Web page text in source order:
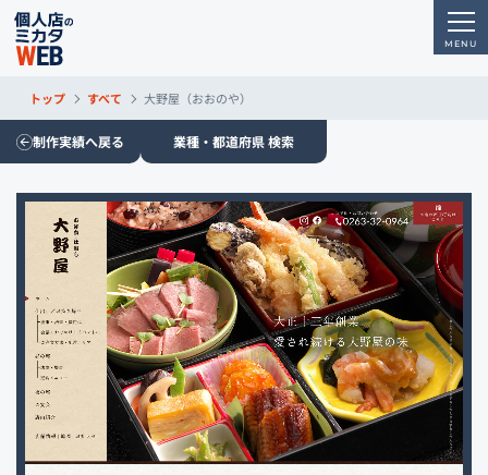
トップ すべて 大野屋（おおのや）
制作実績へ戻る 業種・都道府県 検索